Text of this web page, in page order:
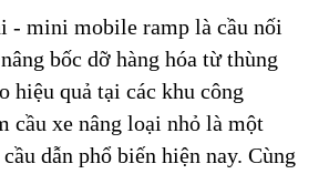
- mini mobile ramp là cầu nối
bốc dỡ hàng hóa từ thùng
hiệu quả tại các khu công
cầu xe nâng loại nhỏ là một
dẫn phổ biến hiện nay. Cùng